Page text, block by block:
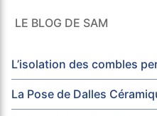
LE BLOG DE SAM
L’isolation des combles
La Pose de Dalles